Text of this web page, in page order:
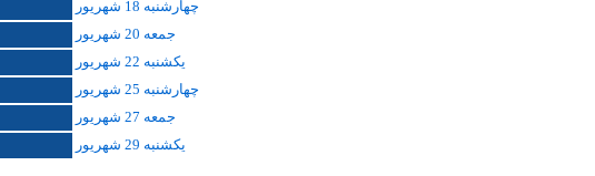
چهارشنبه 18 شهریور
جمعه 20 شهریور
يکشنبه 22 شهریور
چهارشنبه 25 شهریور
جمعه 27 شهریور
يکشنبه 29 شهریور